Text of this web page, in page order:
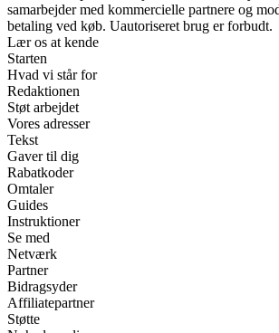
samarbejder med kommercielle partnere og
betaling ved køb. Uautoriseret brug er forbudt.
Lær os at kende
Starten
Hvad vi står for
Redaktionen
Støt arbejdet
Vores adresser
Tekst
Gaver til dig
Rabatkoder
Omtaler
Guides
Instruktioner
Se med
Netværk
Partner
Bidragsyder
Affiliatepartner
Støtte